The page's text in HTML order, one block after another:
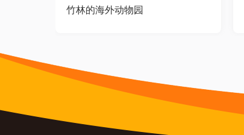
竹林的海外动物园